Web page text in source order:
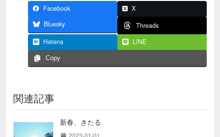
Facebook
X
Bluesky
Threads
Hatena
LINE
Copy
関連記事
新春、きたる
2023-01-01